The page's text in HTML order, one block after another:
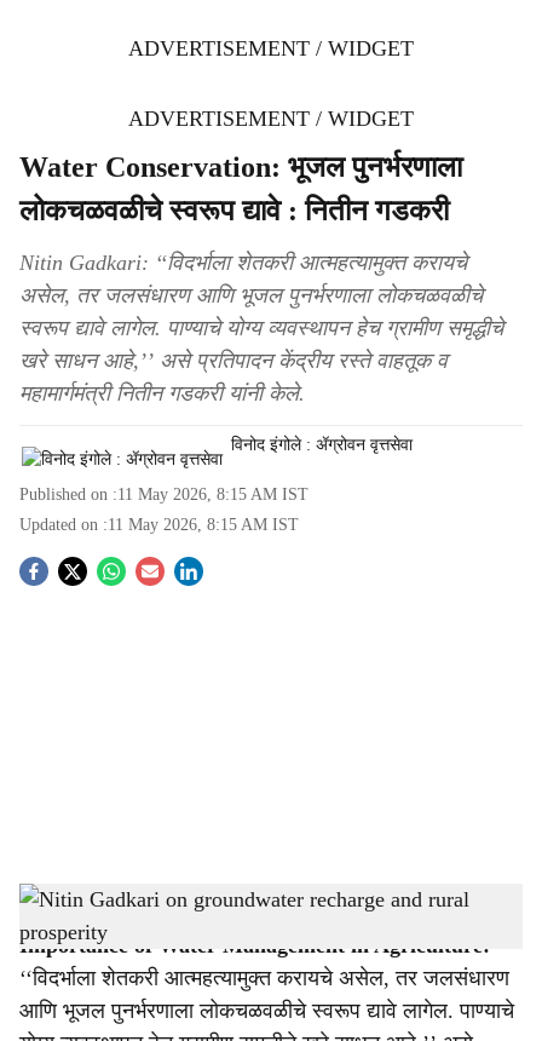
ADVERTISEMENT / WIDGET
ADVERTISEMENT / WIDGET
Water Conservation: भूजल पुनर्भरणाला
लोकचळवळीचे स्वरूप द्यावे : नितीन गडकरी
Nitin Gadkari: ‘‘विदर्भाला शेतकरी आत्महत्यामुक्त करायचे
असेल, तर जलसंधारण आणि भूजल पुनर्भरणाला लोकचळवळीचे
स्वरूप द्यावे लागेल. पाण्याचे योग्य व्यवस्थापन हेच ग्रामीण समृद्धीचे
खरे साधन आहे,’’ असे प्रतिपादन केंद्रीय रस्ते वाहतूक व
महामार्गमंत्री नितीन गडकरी यांनी केले.
विनोद इंगोले : ॲग्रोवन वृत्तसेवा
Published on :11 May 2026, 8:15 AM IST
Updated on :11 May 2026, 8:15 AM IST
S
h
a
r
Nitin Gadkari on groundwater recharge and rural prosperity-Agrowon
Importance of Water Management in Agriculture:
‘‘विदर्भाला शेतकरी आत्महत्यामुक्त करायचे असेल, तर जलसंधारण
आणि भूजल पुनर्भरणाला लोकचळवळीचे स्वरूप द्यावे लागेल. पाण्याचे